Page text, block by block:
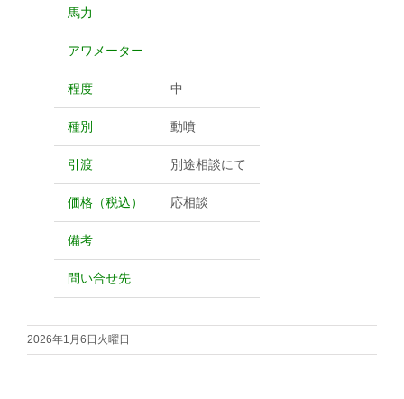
馬力
アワメーター
程度 中
種別 動噴
引渡 別途相談にて
価格（税込） 応相談
備考
問い合せ先
2026年1月6日火曜日